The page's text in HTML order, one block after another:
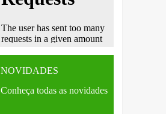
NOVIDADES
Conheça todas as novidades